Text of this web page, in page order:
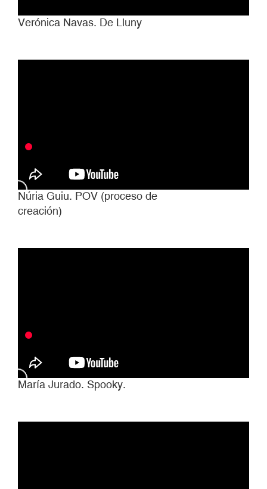
Verónica Navas. De Lluny
Núria Guiu. POV (proceso de
creación)
María Jurado. Spooky.